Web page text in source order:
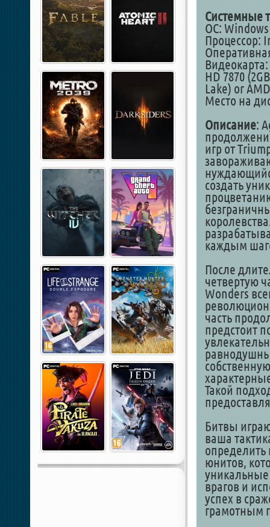
Системные
ОС:
Процессор:
HD 7870
Lake) or
Место на
Описание:
игр от
создать
каждым
После
четвертую
Wonders
часть
предстоит
Такой
Битвы
ваша
определить
юнитов,
уникальные
врагов и
успех в
грамотным